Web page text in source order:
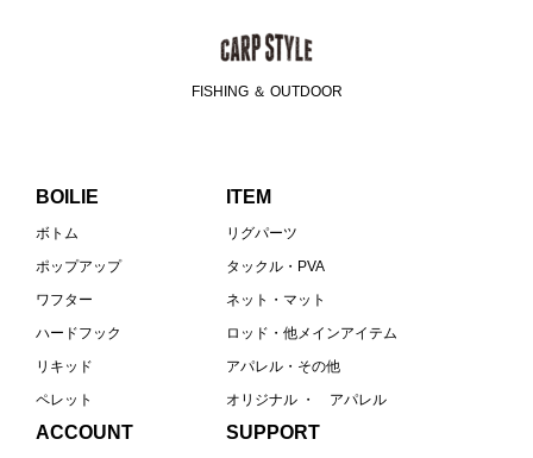
FISHING ＆ OUTDOOR
BOILIE
ボトム
ポップアップ
ワフター
ハードフック
リキッド
ペレット
ITEM
リグパーツ
タックル・PVA
ネット・マット
ロッド・他メインアイテム
アパレル・その他
オリジナル ・ アパレル
ACCOUNT SUPPORT